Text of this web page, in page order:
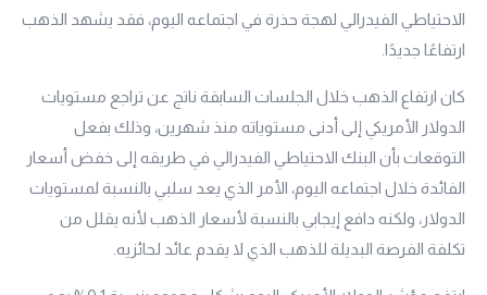
الاحتياطي الفيدرالي لهجة حذرة في اجتماعه اليوم، فقد يشهد الذهب
ارتفاعًا جديدًا.
كان ارتفاع الذهب خلال الجلسات السابقة ناتج عن تراجع مستويات
الدولار الأمريكي إلى أدنى مستوياته منذ شهرين، وذلك بفعل
التوقعات بأن البنك الاحتياطي الفيدرالي في طريقه إلى خفض أسعار
الفائدة خلال اجتماعه اليوم، الأمر الذي يعد سلبي بالنسبة لمستويات
الدولار، ولكنه دافع إيجابي بالنسبة لأسعار الذهب لأنه يقلل من
تكلفة الفرصة البديلة للذهب الذي لا يقدم عائد لحائزيه.